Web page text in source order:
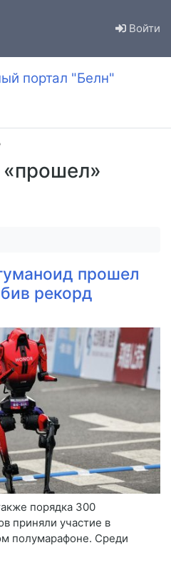
Войти
портал "Белн"
«прошел»
прошел
рекорд
порядка 300
приняли участие в
полумарафоне. Среди